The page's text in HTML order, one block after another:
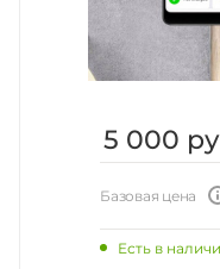
5 000
Базовая цена
Есть в